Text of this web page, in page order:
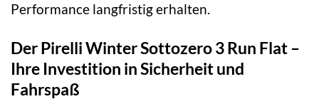
Performance langfristig erhalten.
Der Pirelli Winter Sottozero 3 Run Flat –
Ihre Investition in Sicherheit und
Fahrspaß